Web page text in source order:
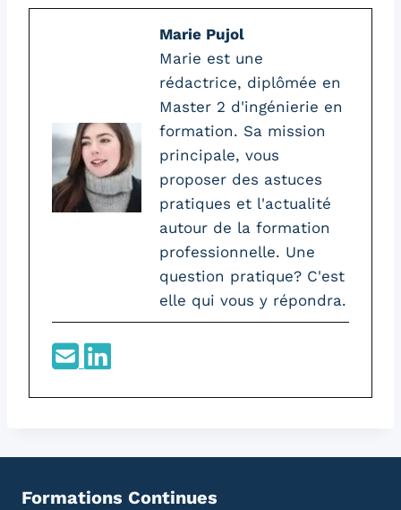
Marie Pujol
Marie est une
rédactrice, diplômée en
Master 2 d'ingénierie en
formation. Sa mission
principale, vous
proposer des astuces
pratiques et l'actualité
autour de la formation
professionnelle. Une
question pratique? C'est
elle qui vous y répondra.
Formations Continues